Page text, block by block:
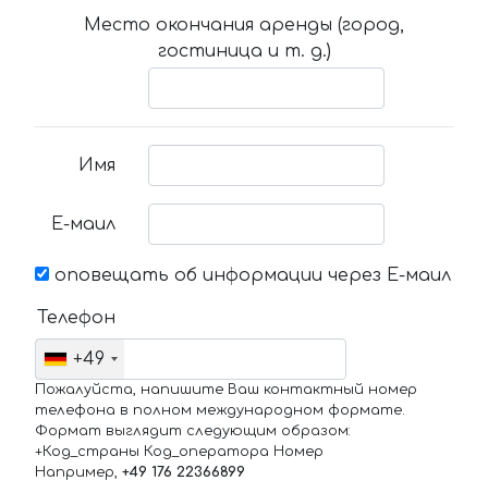
Место окончания аренды (город,
гостиница и т. д.)
Имя
Е-маил
оповещать об информации через Е-маил
Телефон
+49
Пожалуйста, напишите Ваш контактный номер
телефона в полном международном формате.
Формат выглядит следующим образом:
+Код_страны Код_оператора Номер
Например, +49 176 22366899